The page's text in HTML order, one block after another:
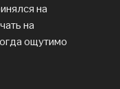
на
на
ощутимо